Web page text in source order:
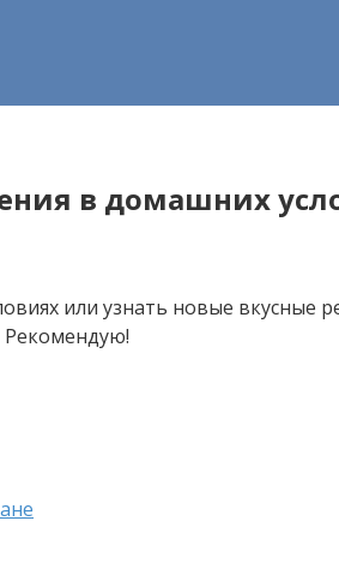
в домашних
или узнать новые вкусные
Рекомендую!